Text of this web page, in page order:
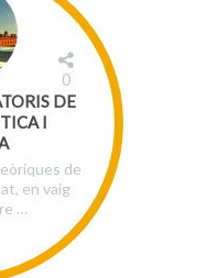
0
DE
I
de
en vaig
…